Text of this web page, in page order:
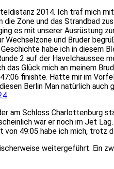
2014. Ich traf mich
die Zone und das Strandbad
es mit unserer Ausrüstung
und Bruder
habe ich in diesem
2 auf der Havelchaussee
das Glück mich an meinem
finishte. Hatte mir im
Berlin Man natürlich
am Schloss Charlottenburg
war er noch im Jet
49:05 habe ich mich, trotz
weitergeführt. Ein